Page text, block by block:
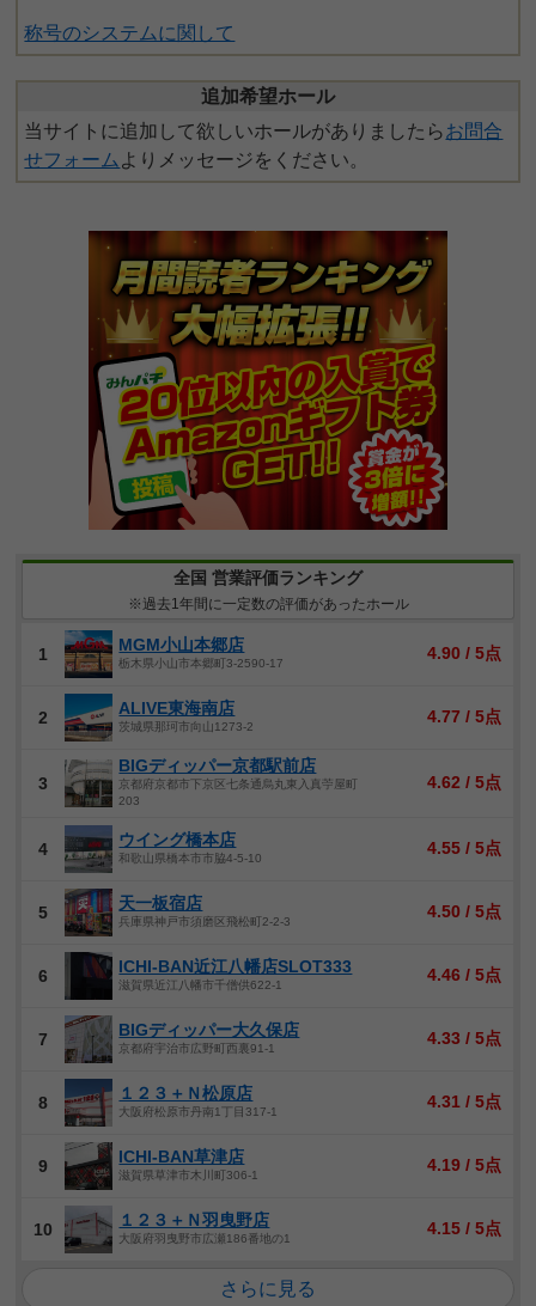
称号のシステムに関して
追加希望ホール
当サイトに追加して欲しいホールがありましたらお問合
せフォーム よりメッセージをください。
全国 営業評価ランキング
※過去1年間に一定数の評価があったホール
1 MGM小山本郷店
栃木県小山市本郷町3-2590-17
4.90 / 5点
2 ALIVE東海南店
茨城県那珂市向山1273-2
4.77 / 5点
3
BIGディッパー京都駅前店
京都府京都市下京区七条通烏丸東入真苧屋町
203
4.62 / 5点
4 ウイング橋本店
和歌山県橋本市市脇4-5-10
4.55 / 5点
5 天一板宿店
兵庫県神戸市須磨区飛松町2-2-3
4.50 / 5点
6 ICHI-BAN近江八幡店SLOT333
滋賀県近江八幡市千僧供622-1
4.46 / 5点
7 BIGディッパー大久保店
京都府宇治市広野町西裏91-1
4.33 / 5点
8 １２３＋Ｎ松原店
大阪府松原市丹南1丁目317-1
4.31 / 5点
9 ICHI-BAN草津店
滋賀県草津市木川町306-1
4.19 / 5点
10 １２３＋Ｎ羽曳野店
大阪府羽曳野市広瀬186番地の1
4.15 / 5点
さらに見る